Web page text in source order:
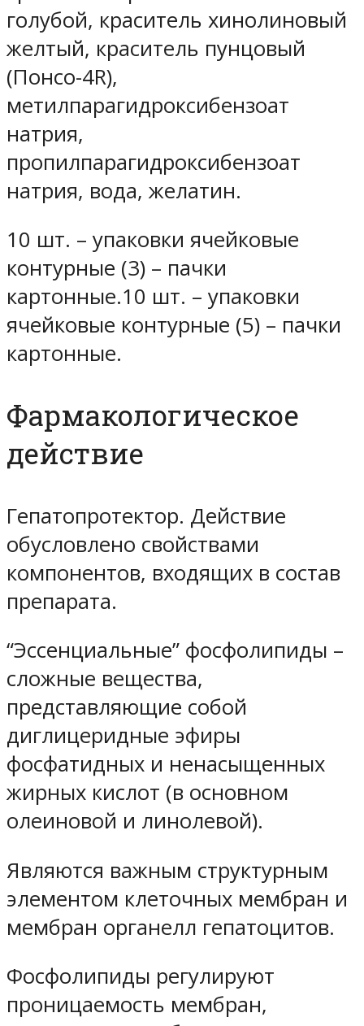
голубой, краситель хинолиновый
желтый, краситель пунцовый
(Понсо-4R),
метилпарагидроксибензоат
натрия,
пропилпарагидроксибензоат
натрия, вода, желатин.
10 шт. – упаковки ячейковые
контурные (3) – пачки
картонные.10 шт. – упаковки
ячейковые контурные (5) – пачки
картонные.
Фармакологическое
действие
Гепатопротектор. Действие
обусловлено свойствами
компонентов, входящих в состав
препарата.
“Эссенциальные” фосфолипиды –
сложные вещества,
представляющие собой
диглицеридные эфиры
фосфатидных и ненасыщенных
жирных кислот (в основном
олеиновой и линолевой).
Являются важным структурным
элементом клеточных мембран и
мембран органелл гепатоцитов.
Фосфолипиды регулируют
проницаемость мембран,